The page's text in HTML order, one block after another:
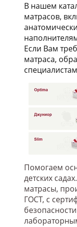
В нашем
матрасов,
Если Вам
матраса,
Помогаем
детских
матрасы,
ГОСТ, с